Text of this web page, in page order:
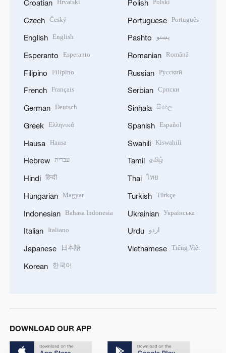
Croatian
Czech Český
English English
Esperanto Esperanto
Filipino Filipino
French Français
German Deutsch
Greek Ελληνικά
Hausa Hausa
Hebrew עברית
Hindi हिन्दी
Hungarian Magyar
Indonesian Bahasa Indonesia
Italian Italiano
Japanese 日本語
Korean 한국어
Polish
Portuguese Português
Pashto پښتو
Romanian Română
Russian Русский
Serbian Српски
Sinhala සිංහල
Spanish Español
Swahili Kiswahili
Tamil தமிழ்
Thai ไทย
Turkish Türkçe
Ukrainian Українська
Urdu اردو
Vietnamese Tiếng Việt
DOWNLOAD OUR APP